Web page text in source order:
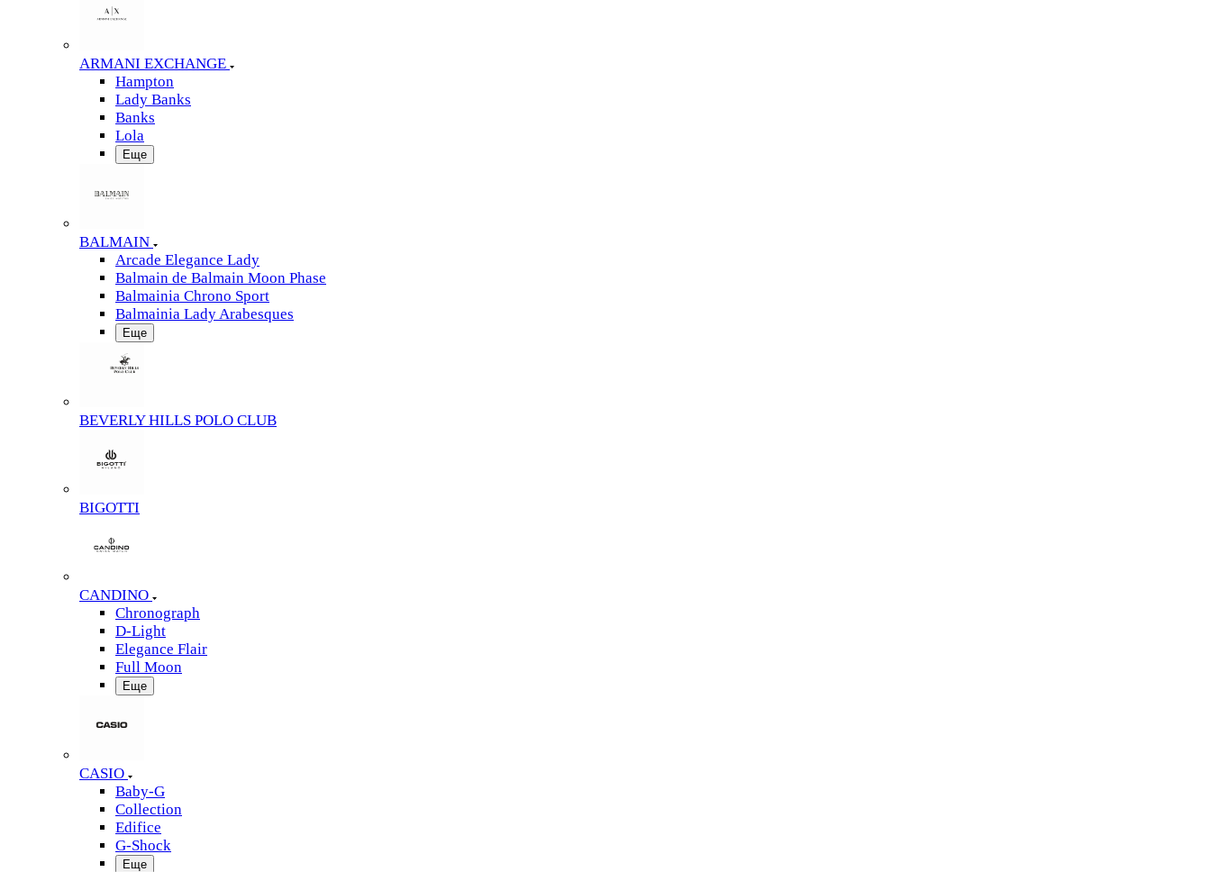
ARMANI EXCHANGE
Hampton
Lady Banks
Banks
Lola
Еще
BALMAIN
Arcade Elegance Lady
Balmain de Balmain Moon Phase
Balmainia Chrono Sport
Balmainia Lady Arabesques
Еще
BEVERLY HILLS POLO CLUB
BIGOTTI
CANDINO
Chronograph
D-Light
Elegance Flair
Full Moon
Еще
CASIO
Baby-G
Collection
Edifice
G-Shock
Еще